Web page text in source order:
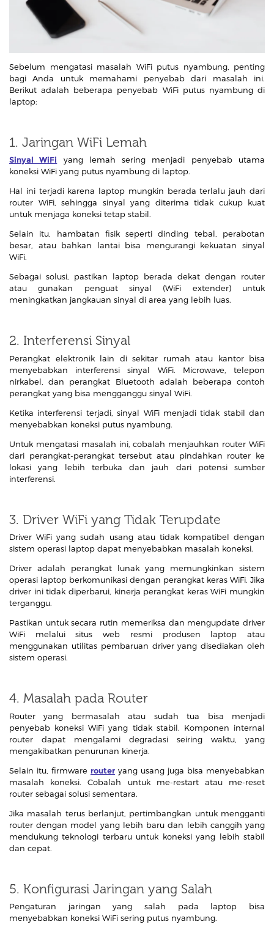
Sebelum mengatasi masalah WiFi putus nyambung, penting
bagi Anda untuk memahami penyebab dari masalah ini.
Berikut adalah beberapa penyebab WiFi putus nyambung di
laptop:
1. Jaringan WiFi Lemah
Sinyal WiFi yang lemah sering menjadi penyebab utama
koneksi WiFi yang putus nyambung di laptop.
Hal ini terjadi karena laptop mungkin berada terlalu jauh dari
router WiFi, sehingga sinyal yang diterima tidak cukup kuat
untuk menjaga koneksi tetap stabil.
Selain itu, hambatan fisik seperti dinding tebal, perabotan
besar, atau bahkan lantai bisa mengurangi kekuatan sinyal
WiFi.
Sebagai solusi, pastikan laptop berada dekat dengan router
atau gunakan penguat sinyal (WiFi extender) untuk
meningkatkan jangkauan sinyal di area yang lebih luas.
2. Interferensi Sinyal
Perangkat elektronik lain di sekitar rumah atau kantor bisa
menyebabkan interferensi sinyal WiFi. Microwave, telepon
nirkabel, dan perangkat Bluetooth adalah beberapa contoh
perangkat yang bisa mengganggu sinyal WiFi.
Ketika interferensi terjadi, sinyal WiFi menjadi tidak stabil dan
menyebabkan koneksi putus nyambung.
Untuk mengatasi masalah ini, cobalah menjauhkan router WiFi
dari perangkat-perangkat tersebut atau pindahkan router ke
lokasi yang lebih terbuka dan jauh dari potensi sumber
interferensi.
3. Driver WiFi yang Tidak Terupdate
Driver WiFi yang sudah usang atau tidak kompatibel dengan
sistem operasi laptop dapat menyebabkan masalah koneksi.
Driver adalah perangkat lunak yang memungkinkan sistem
operasi laptop berkomunikasi dengan perangkat keras WiFi. Jika
driver ini tidak diperbarui, kinerja perangkat keras WiFi mungkin
terganggu.
Pastikan untuk secara rutin memeriksa dan mengupdate driver
WiFi melalui situs web resmi produsen laptop atau
menggunakan utilitas pembaruan driver yang disediakan oleh
sistem operasi.
4. Masalah pada Router
Router yang bermasalah atau sudah tua bisa menjadi
penyebab koneksi WiFi yang tidak stabil. Komponen internal
router dapat mengalami degradasi seiring waktu, yang
mengakibatkan penurunan kinerja.
Selain itu, firmware router yang usang juga bisa menyebabkan
masalah koneksi. Cobalah untuk me-restart atau me-reset
router sebagai solusi sementara.
Jika masalah terus berlanjut, pertimbangkan untuk mengganti
router dengan model yang lebih baru dan lebih canggih yang
mendukung teknologi terbaru untuk koneksi yang lebih stabil
dan cepat.
5. Konfigurasi Jaringan yang Salah
Pengaturan jaringan yang salah pada laptop bisa
menyebabkan koneksi WiFi sering putus nyambung.